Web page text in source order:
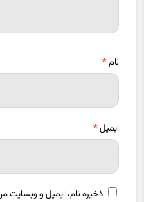
ایمیل*
ذخیره نام، ایمیل و وبسایت
می‌نویسم.